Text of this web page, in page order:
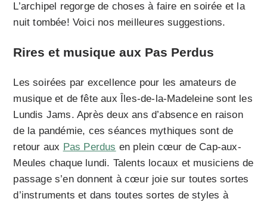
L’archipel regorge de choses à faire en soirée et la
nuit tombée! Voici nos meilleures suggestions.
Rires et musique aux Pas Perdus
Les soirées par excellence pour les amateurs de
musique et de fête aux Îles-de-la-Madeleine sont les
Lundis Jams. Après deux ans d’absence en raison
de la pandémie, ces séances mythiques sont de
retour aux Pas Perdus en plein cœur de Cap-aux-
Meules chaque lundi. Talents locaux et musiciens de
passage s’en donnent à cœur joie sur toutes sortes
d’instruments et dans toutes sortes de styles à